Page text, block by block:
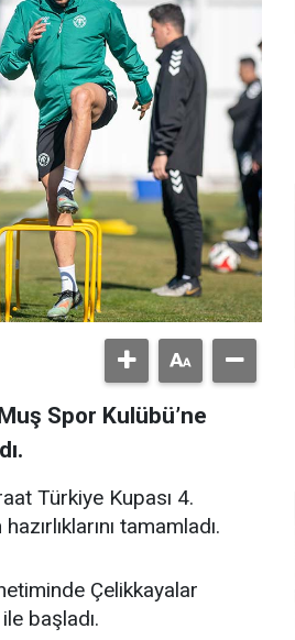
Spor Kulübü’ne
Türkiye Kupası 4.
tamamladı.
Çelikkayalar
başladı.